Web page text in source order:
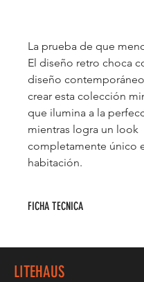
La prueba de que
El diseño retro choca
diseño
crear esta colección
que ilumina a la
mientras logra un look
completamente único
habitación.
FICHA TECNICA
Material: Acero + Acrílico
Watts: 12W
LITEHAUS